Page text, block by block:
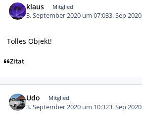
klaus Mitglied
3. September 2020 um 07:033. Sep 2020
Tolles Objekt!
Zitat
Udo Mitglied
3. September 2020 um 10:323. Sep 2020